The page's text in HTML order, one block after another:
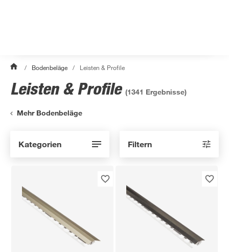
/ Bodenbeläge / Leisten & Profile
Leisten & Profile (1341 Ergebnisse)
Mehr Bodenbeläge
Kategorien Filtern